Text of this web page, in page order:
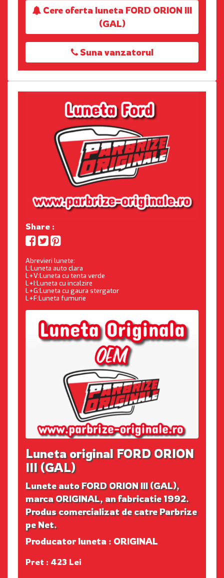
Cere oferta luneta FORD ORION III
(GAL)
Suna vanzatorul
Share :
Abrevieri lunete:
L:Luneta auto clara
L+V:Luneta cu tenta verde
L+I:Luneta cu incalzire
L+G:Luneta cu gaura stergator
L+F:Luneta fumurie
Luneta original FORD ORION
III (GAL)
Lunete auto FORD ORION III (GAL),
marca ORIGINAL, an fabricatie 1992.
Produs comercializat de catre Parbrize
pe Net.
Producator luneta : ORIGINAL
Pret : 423 Lei